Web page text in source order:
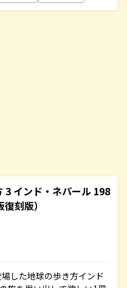
3 インド・ネパール 198
刻版）
した地球の歩き方インド